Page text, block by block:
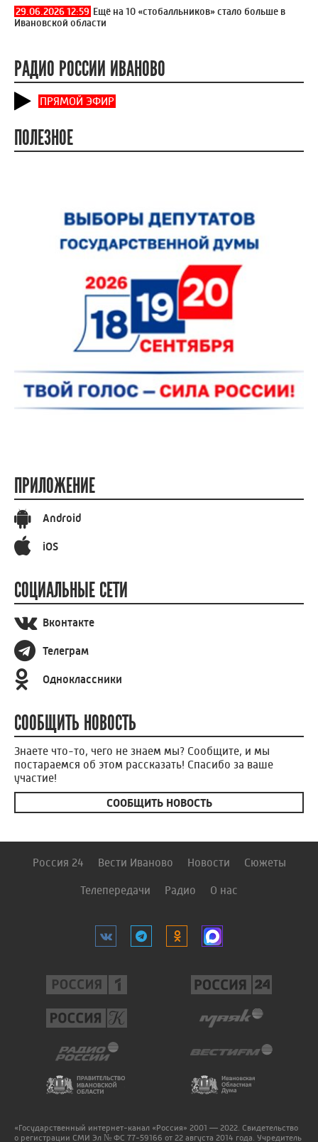
29.06.2026 12:59 Ещё на 10 «стобалльников» стало больше в
Ивановской области
РАДИО РОССИИ ИВАНОВО
ПРЯМОЙ ЭФИР
ПОЛЕЗНОЕ
ПРИЛОЖЕНИЕ
Android
iOS
СОЦИАЛЬНЫЕ СЕТИ
Вконтакте
Телеграм
Одноклассники
СООБЩИТЬ НОВОСТЬ
Знаете что-то, чего не знаем мы? Сообщите, и мы
постараемся об этом рассказать! Спасибо за ваше
участие!
СООБЩИТЬ НОВОСТЬ
Россия 24 Вести Иваново Новости Сюжеты
Телепередачи Радио О нас
«Государственный интернет-канал «Россия» 2001 — 2022. Свидетельство
о регистрации СМИ Эл № ФС 77-59166 от 22 августа 2014 года. Учредитель